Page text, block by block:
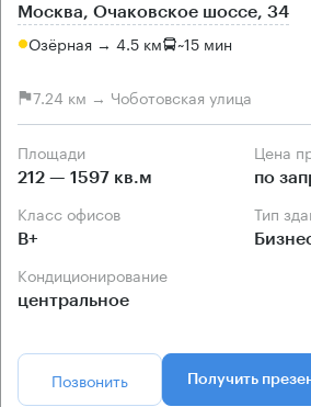
Москва, Очаковское шоссе, 34
Озёрная → 4.5 км ~15 мин
7.24 км → Чоботовская улица
Площади
212 — 1597 кв.м
Цена
по
Класс офисов
B+
Тип
Кондиционирование
центральное
Позвонить Получить